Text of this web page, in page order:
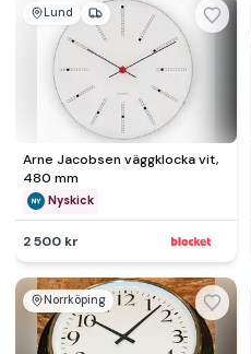
Lund
Arne Jacobsen väggklocka vit,
480 mm
Nyskick
2 500 kr
Norrköping